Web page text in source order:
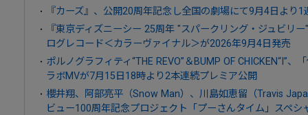
『カーズ』、公開20周年記念し全国の劇場にて9月4日より
『東京ディズニーシー 25周年 "スパークリング・ジュビリ
ログレコード＜カラーヴァイナル＞が2026年9月4日発売
ポルノグラフィティ“THE REVO”＆BUMP OF CHICKEN“I”
ラボMVが7月15日18時より2本連続プレミア公開
櫻井翔、阿部亮平（Snow Man）、川島如恵留（Travis
ビュー100周年記念プロジェクト「プーさんタイム」スペシ